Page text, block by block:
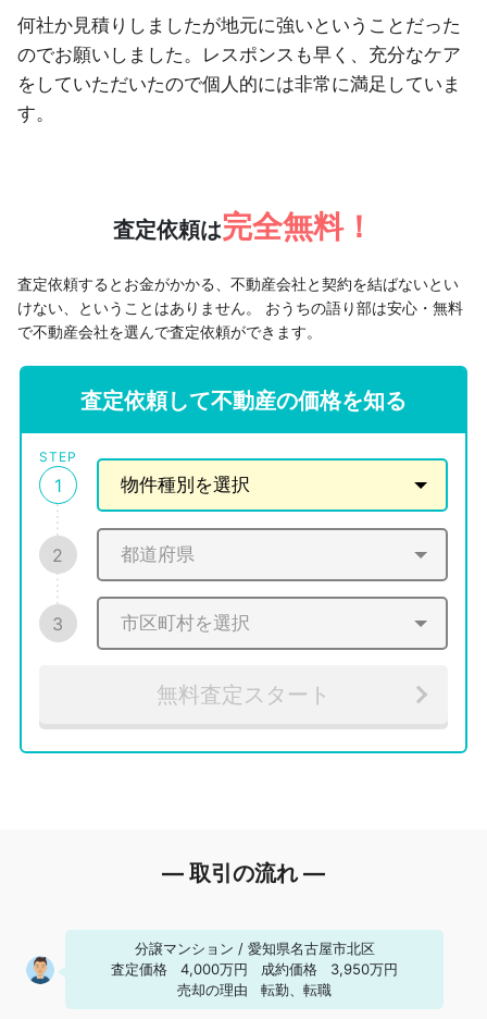
何社か見積りしましたが地元に強いということだった
のでお願いしました。レスポンスも早く、充分なケア
をしていただいたので個人的には非常に満足していま
す。
査定依頼は完全無料！
査定依頼するとお金がかかる、不動産会社と契約を結ばないとい
けない、ということはありません。 おうちの語り部は安心・無料
で不動産会社を選んで査定依頼ができます。
査定依頼して不動産の価格を知る
STEP
1
2
3
無料査定スタート
― 取引の流れ ―
分譲マンション / 愛知県名古屋市北区
査定価格
4,000万円 成約価格
3,950万円
売却の理由
転勤、転職